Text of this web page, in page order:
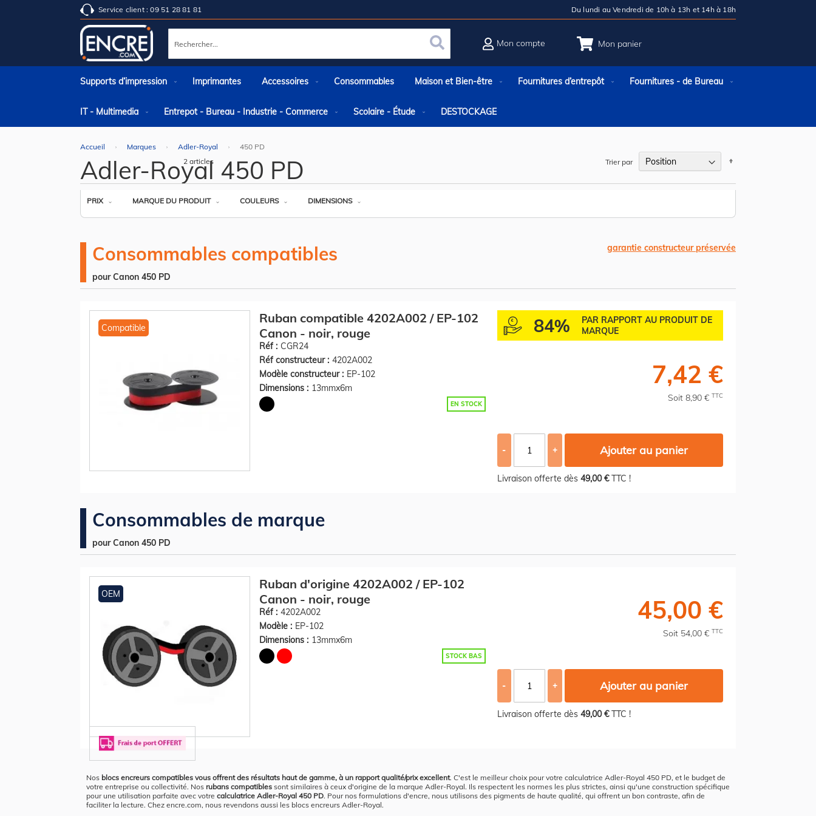
Service client : 09 51 28 81 81 Du lundi au Vendredi de 10h à 13h et 14h à 18h
Mon panier
Rechercher Rechercher
Mon compte
Supports d’impression Imprimantes Accessoires Consommables Maison et Bien-être Fournitures d’entrepôt Fournitures - de Bureau
IT - Multimedia Entrepot - Bureau - Industrie - Commerce Scolaire - Étude DESTOCKAGE
Accueil Marques Adler-Royal 450 PD
Adler-Royal 450 PD
PRIX MARQUE DU PRODUIT COULEURS DIMENSIONS
2 articles Trier par
Consommables compatibles garantie constructeur préservée
pour Canon 450 PD
Compatible
Ruban compatible 4202A002 / EP-102
Canon - noir, rouge
Réf : CGR24
Réf constructeur : 4202A002
Modèle constructeur : EP-102
Dimensions : 13mmx6m
EN STOCK
84%
PAR RAPPORT AU PRODUIT DE
MARQUE
7,42 €
Soit 8,90 € TTC
- + Ajouter au panier
Livraison offerte dès 49,00 €TTC !
Consommables de marque
pour Canon 450 PD
OEM
Ruban d'origine 4202A002 / EP-102
Canon - noir, rouge
Réf : 4202A002
Modèle : EP-102
Dimensions : 13mmx6m
STOCK BAS
45,00 €
Soit 54,00 € TTC
- + Ajouter au panier
Livraison offerte dès 49,00 €TTC !
Nos blocs encreurs compatibles vous offrent des résultats haut de gamme, à un rapport qualité/prix excellent. C'est le meilleur choix pour votre calculatrice Adler-Royal 450 PD, et le budget de
votre entreprise ou collectivité. Nos rubans compatibles sont similaires à ceux d'origine de la marque Adler-Royal. Ils respectent les normes les plus strictes, ainsi qu'une construction spécifique
pour une utilisation parfaite avec votre calculatrice Adler-Royal 450 PD. Pour nos formulations d'encre, nous utilisons des pigments de haute qualité, qui offrent un bon contraste, afin de
faciliter la lecture. Chez encre.com, nous revendons aussi les blocs encreurs Adler-Royal.